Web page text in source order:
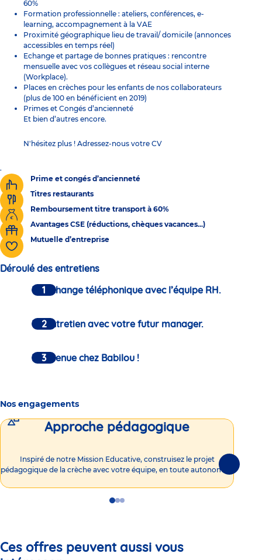
60%
Formation professionnelle : ateliers, conférences, e-
learning, accompagnement à la VAE
Proximité géographique lieu de travail/ domicile (annonces
accessibles en temps réel)
Echange et partage de bonnes pratiques : rencontre
mensuelle avec vos collègues et réseau social interne
(Workplace).
Places en crèches pour les enfants de nos collaborateurs
(plus de 100 en bénéficient en 2019)
Primes et Congés d’ancienneté
Et bien d’autres encore.
N'hésitez plus ! Adressez-nous votre CV
.
Prime et congés d’ancienneté
Titres restaurants
Remboursement titre transport à 60%
Avantages CSE (réductions, chèques vacances...)
Mutuelle d’entreprise
Déroulé des entretiens
Un échange téléphonique avec l’équipe RH.
Un entretien avec votre futur manager.
Bienvenue chez Babilou !
Nos engagements
Approche pédagogique
Inspiré de notre Mission Educative, construisez le projet
pédagogique de la crèche avec votre équipe, en toute autonomie !
GoGoGo
Ces offres peuvent aussi vous